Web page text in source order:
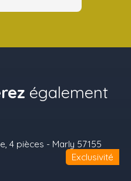
également
Exclusivité